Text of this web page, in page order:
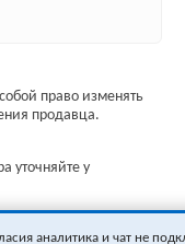
право изменять
продавца.
уточняйте у
аналитика и чат не